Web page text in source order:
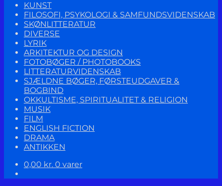
KUNST
FILOSOFI, PSYKOLOGI & SAMFUNDSVIDENSKAB
SKØNLITTERATUR
DIVERSE
LYRIK
ARKITEKTUR OG DESIGN
FOTOBØGER / PHOTOBOOKS
LITTERATURVIDENSKAB
SJÆLDNE BØGER, FØRSTEUDGAVER &
BOGBIND
OKKULTISME, SPIRITUALITET & RELIGION
MUSIK
FILM
ENGLISH FICTION
DRAMA
ANTIKKEN
0,00 kr. 0 varer